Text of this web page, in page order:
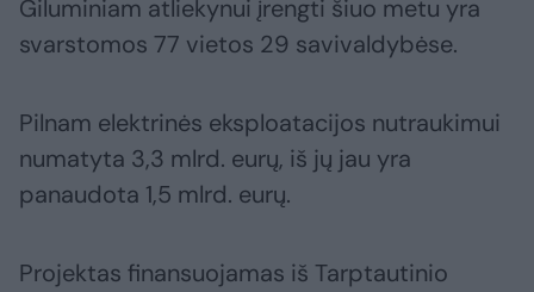
Giluminiam atliekynui įrengti šiuo metu yra
svarstomos 77 vietos 29 savivaldybėse.
Pilnam elektrinės eksploatacijos nutraukimui
numatyta 3,3 mlrd. eurų, iš jų jau yra
panaudota 1,5 mlrd. eurų.
Projektas finansuojamas iš Tarptautinio